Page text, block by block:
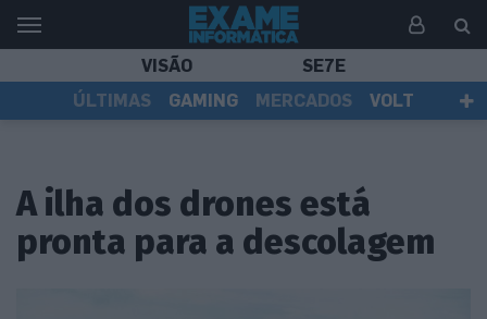
VISÃO
SE7E
ÚLTIMAS
GAMING MERCADOS
VOLT
A ilha dos drones está
pronta para a descolagem